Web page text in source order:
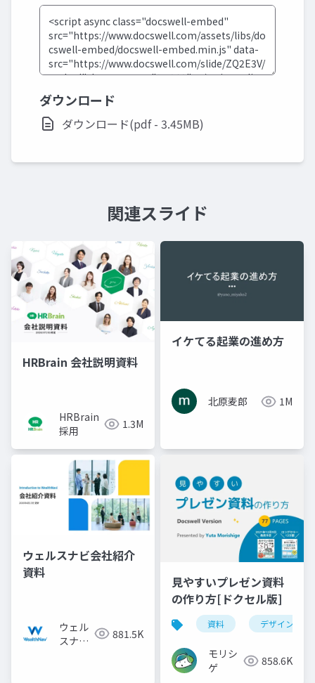
ダウンロード
ダウンロード(pdf - 3.45MB)
関連スライド
HRBrain 会社説明資料
HRBrain
採用
1.3M
イケてる起業の進め方
北原麦郎 1M
ウェルスナビ会社紹介
資料
ウェル
スナビ
881.5K
見やすいプレゼン資料
の作り方[ドクセル版]
資料 デザイン
モリシ
ゲ
858.6K